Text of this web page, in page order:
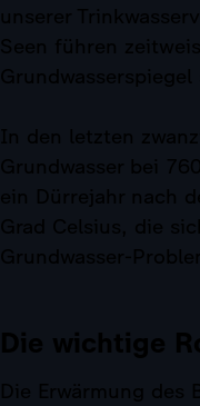
unserer
Seen führen
Grundwasserspiegel
In den letzten
Grundwasser bei
ein Dürrejahr nach
Grad Celsius, die
Grundwasser-
Die wichtige
Die Erwärmung des